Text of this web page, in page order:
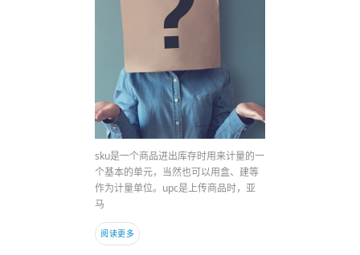
sku是一个商品进出库存时用来计量的一
个基本的单元，当然也可以用盒、建等
作为计量单位。upc是上传商品时，亚
马
阅读更多